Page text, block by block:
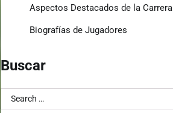
Aspectos Destacados de la Carrera
Biografías de Jugadores
Buscar
Search
for: